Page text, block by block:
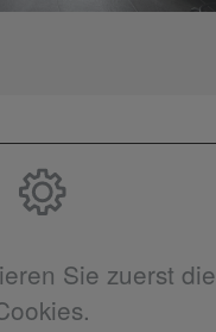
Sie zuerst die